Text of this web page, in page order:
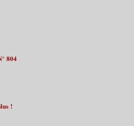
804
!